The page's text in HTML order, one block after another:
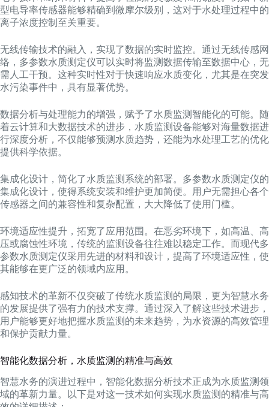
型电导率传感器能够精确到微摩尔级别，这对于水处理过程中的
离子浓度控制至关重要。
无线传输技术的融入，实现了数据的实时监控。通过无线传感网
络，多参数水质测定仪可以实时将监测数据传输至数据中心，无
需人工干预。这种实时性对于快速响应水质变化，尤其是在突发
水污染事件中，具有显著优势。
数据分析与处理能力的增强，赋予了水质监测智能化的可能。随
着云计算和大数据技术的进步，水质监测设备能够对海量数据进
行深度分析，不仅能够预测水质趋势，还能为水处理工艺的优化
提供科学依据。
集成化设计，简化了水质监测系统的部署。多参数水质测定仪的
集成化设计，使得系统安装和维护更加简便。用户无需担心各个
传感器之间的兼容性和复杂配置，大大降低了使用门槛。
环境适应性提升，拓宽了应用范围。在恶劣环境下，如高温、高
压或腐蚀性环境，传统的监测设备往往难以稳定工作。而现代多
参数水质测定仪采用先进的材料和设计，提高了环境适应性，使
其能够在更广泛的领域内应用。
感知技术的革新不仅突破了传统水质监测的局限，更为智慧水务
的发展提供了强有力的技术支撑。通过深入了解这些技术进步，
用户能够更好地把握水质监测的未来趋势，为水资源的高效管理
和保护贡献力量。
智能化数据分析，水质监测的精准与高效
智慧水务的演进过程中，智能化数据分析技术正成为水质监测领
域的革新力量。以下是对这一技术如何实现水质监测的精准与高